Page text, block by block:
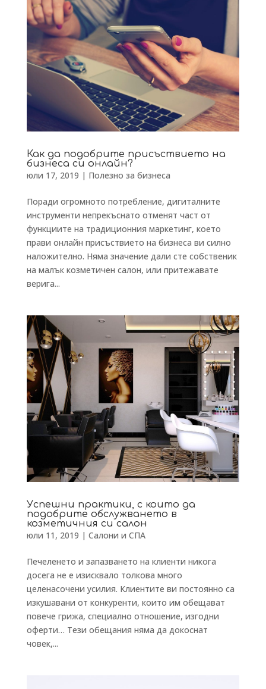
Как да подобрите присъствието на
бизнеса си онлайн?
юли 17, 2019 | Полезно за бизнеса
Поради огромното потребление, дигиталните
инструменти непрекъснато отменят част от
функциите на традиционния маркетинг, което
прави онлайн присъствието на бизнеса ви силно
наложително. Няма значение дали сте собственик
на малък козметичен салон, или притежавате
верига...
Успешни практики, с които да
подобрите обслужването в
козметичния си салон
юли 11, 2019 | Салони и СПА
Печеленето и запазването на клиенти никога
досега не е изисквало толкова много
целенасочени усилия. Клиентите ви постоянно са
изкушавани от конкуренти, които им обещават
повече грижа, специално отношение, изгодни
оферти… Тези обещания няма да докоснат
човек,...